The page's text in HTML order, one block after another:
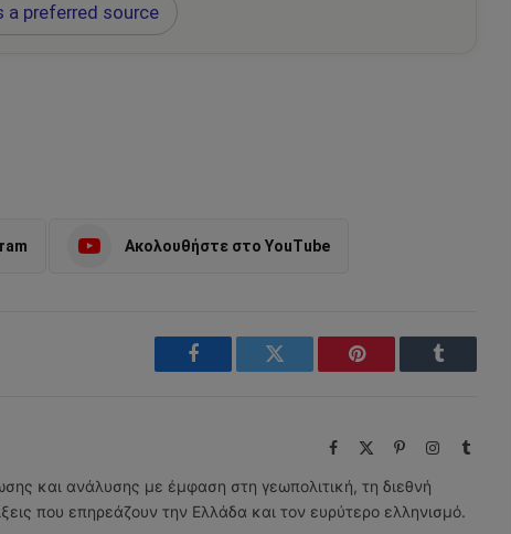
a preferred source
Ακολουθήστε στο YouTube
Facebook Twitter Pinterest Tumblr
Facebook PinterestInstagram
Tumblr
και ανάλυσης με έμφαση στη γεωπολιτική, τη διεθνή
που επηρεάζουν την Ελλάδα και τον ευρύτερο ελληνισμό.